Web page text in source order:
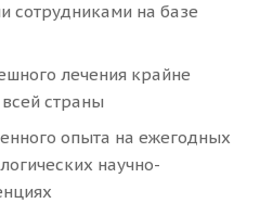
сотрудниками на базе
лечения крайне
страны
опыта на ежегодных
научно-